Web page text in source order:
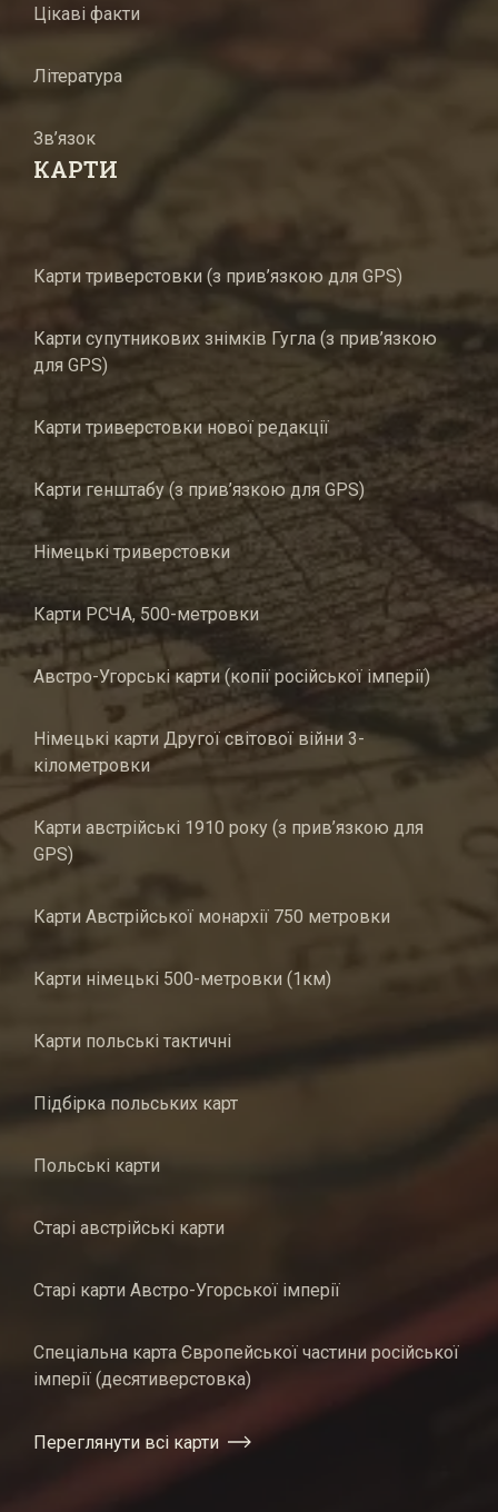
Цікаві факти
Література
Зв’язок
КАРТИ
Карти триверстовки (з прив’язкою для GPS)
Карти супутникових знімків Гугла (з прив’язкою
для GPS)
Карти триверстовки нової редакції
Карти генштабу (з прив’язкою для GPS)
Німецькі триверстовки
Карти РСЧА, 500-метровки
Австро-Угорські карти (копії російської імперії)
Німецькі карти Другої світової війни 3-
кілометровки
Карти австрійські 1910 року (з прив’язкою для
GPS)
Карти Австрійської монархії 750 метровки
Карти німецькі 500-метровки (1км)
Карти польські тактичні
Підбірка польських карт
Польські карти
Старі австрійські карти
Старі карти Австро-Угорської імперії
Спеціальна карта Європейської частини російської
імперії (десятиверстовка)
Переглянути всі карти